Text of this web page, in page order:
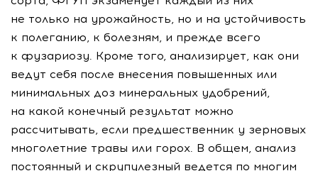
не только на урожайность, но и на устойчивость
к полеганию, к болезням, и прежде всего
к фузариозу. Кроме того, анализирует, как они
ведут себя после внесения повышенных или
минимальных доз минеральных удобрений,
на какой конечный результат можно
рассчитывать, если предшественник у зерновых
многолетние травы или горох. В общем, анализ
постоянный и скрупулезный ведется по многим